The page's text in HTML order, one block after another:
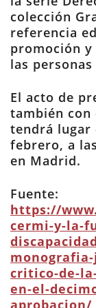
colección
referencia
promoción
las
El acto de
también
tendrá lugar
febrero, a
en Madrid.
Fuente:
https://
cermi-y-la-
critico-de-
en-el-
aprobacion/